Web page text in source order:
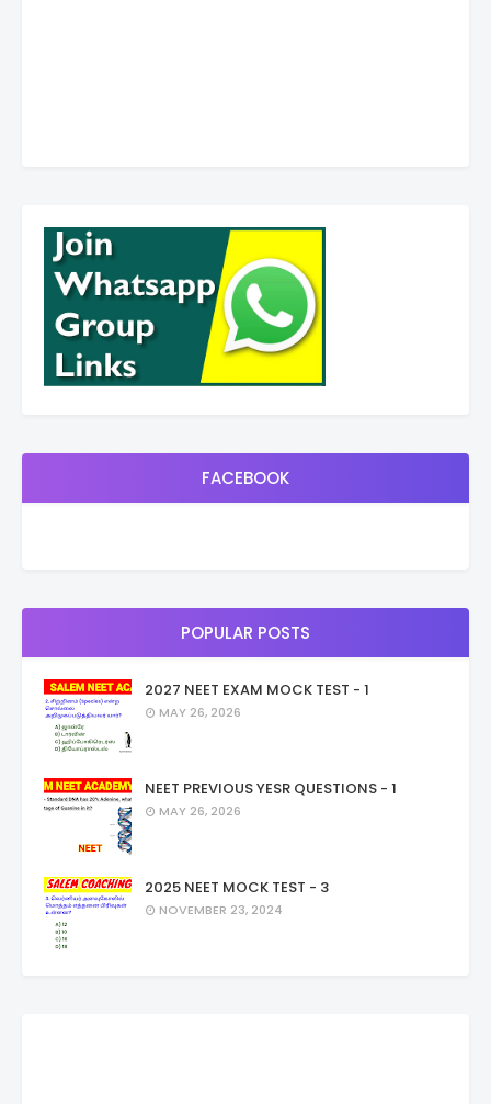
FACEBOOK
POPULAR POSTS
2027 NEET EXAM MOCK TEST - 1
MAY 26, 2026
NEET PREVIOUS YESR QUESTIONS - 1
MAY 26, 2026
2025 NEET MOCK TEST - 3
NOVEMBER 23, 2024